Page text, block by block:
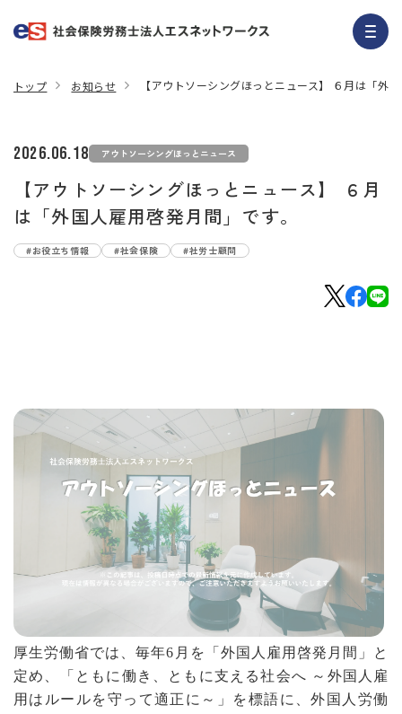
トップ お知らせ 【アウトソーシングほっとニュース】 ６月は「外
2026.06.18 アウトソーシングほっとニュース
【アウトソーシングほっとニュース】 ６月
は「外国人雇用啓発月間」です。
#お役立ち情報 #社会保険 #社労士顧問
厚生労働省では、毎年6月を「外国人雇用啓発月間」と
定め、「ともに働き、ともに支える社会へ ～外国人雇
用はルールを守って適正に～」を標語に、外国人労働